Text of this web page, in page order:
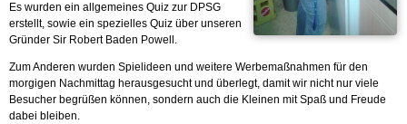
Es wurden ein allgemeines Quiz zur DPSG
erstellt, sowie ein spezielles Quiz über unseren
Gründer Sir Robert Baden Powell.
Zum Anderen wurden Spielideen und weitere Werbemaßnahmen für den
morgigen Nachmittag herausgesucht und überlegt, damit wir nicht nur viele
Besucher begrüßen können, sondern auch die Kleinen mit Spaß und Freude
dabei bleiben.